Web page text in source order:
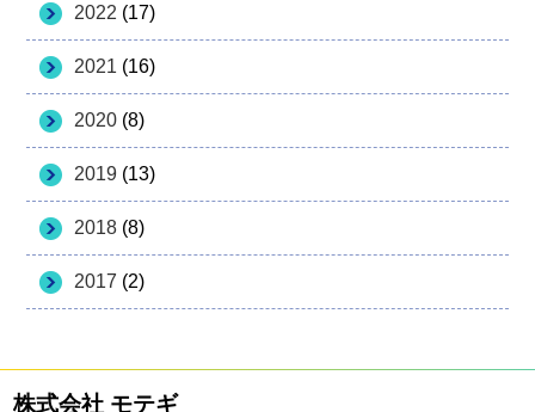
2022 (17)
2021 (16)
2020 (8)
2019 (13)
2018 (8)
2017 (2)
株式会社 モテギ